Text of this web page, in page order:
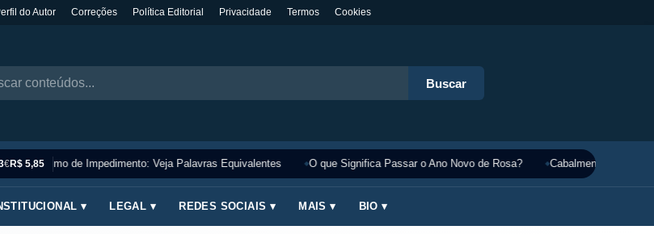
do Autor Correções Política Editorial Privacidade Termos Cookies
Buscar
€R$ 5,85
Sinônimo de Impedimento: Veja Palavras Equivalentes O que Significa Passar o Ano Novo de Rosa? Cabalmente
▾ LEGAL ▾ REDES SOCIAIS ▾ MAIS ▾ BIO ▾